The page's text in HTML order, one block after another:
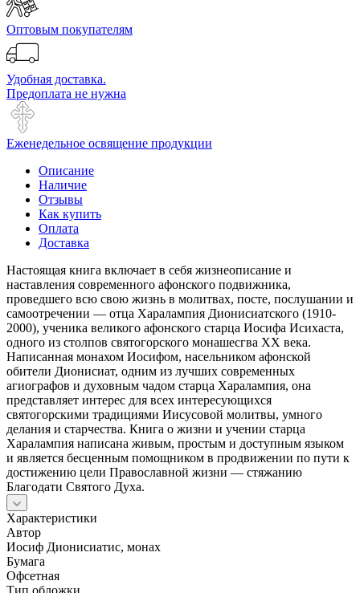
Оптовым покупателям
Удобная доставка.
Предоплата не нужна
Еженедельное освящение продукции
Описание
Наличие
Отзывы
Как купить
Оплата
Доставка
Настоящая книга включает в себя жизнеописание и
наставления современного афонского подвижника,
проведшего всю свою жизнь в молитвах, посте, послушании и
самоотречении — отца Харалампия Дионисиатского (1910-
2000), ученика великого афонского старца Иосифа Исихаста,
одного из столпов святогорского монашесгва XX века.
Написанная монахом Иосифом, насельником афонской
обители Дионисиат, одним из лучших современных
агиографов и духовным чадом старца Харалампия, она
представляет интерес для всех интересующихся
святогорскими традициями Иисусовой молитвы, умного
делания и старчества. Книга о жизни и учении старца
Харалампия написана живым, простым и доступным языком
и яв­ляется бесценным помощником в продвижении по пути к
достижению цели Православной жизни — стяжанию
Благодати Святого Духа.
Характеристики
Автор
Иосиф Дионисиатис, монах
Бумага
Офсетная
Тип обложки